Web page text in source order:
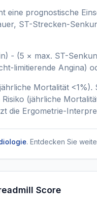
eine prognostische
ST-Strecken-
- (5 × max. ST-
limitierende Angina)
Mortalität
(jährliche
die Ergometrie-
. Entdecken Sie
Score